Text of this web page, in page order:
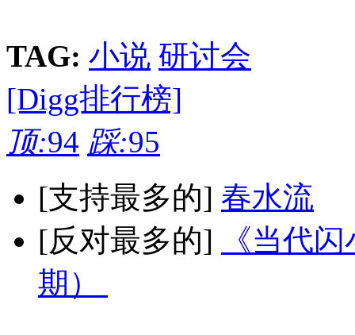
TAG: 小说 研讨会
[Digg排行榜]
顶:94 踩:95
[支持最多的] 春水流
[反对最多的]
《当代
期）